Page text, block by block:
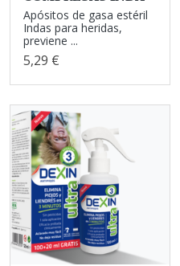
Apósitos de gasa estéril
Indas para heridas,
previene ...
5,29 €